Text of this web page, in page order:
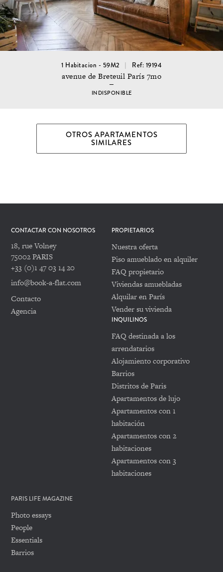
1 Habitacion - 59M2 Ref: 19194
avenue de Breteuil París 7mo
INDISPONIBLE
OTROS APARTAMENTOS
SIMILARES
CONTACTAR CON NOSOTROS
18, rue Volney
75002 PARIS
+33 (0)1 47 03 14 20
info@book-a-flat.com
Contacto
Agencia
PROPIETARIOS
Nuestra oferta
Piso amueblado en alquiler
FAQ propietario
Viviendas amuebladas
Alquilar en París
Vender su vivienda
INQUILINOS
FAQ destinada a los
arrendatarios
Alojamiento corporativo
Barrios
Distritos de Paris
Apartamentos de lujo
Apartamentos con 1
habitación
Apartamentos con 2
habitaciones
Apartamentos con 3
habitaciones
PARIS LIFE MAGAZINE
Photo essays
People
Essentials
Barrios